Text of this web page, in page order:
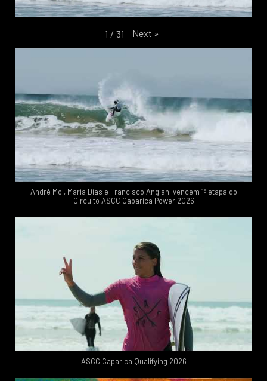
1 / 31 Next »
André Moi, Maria Dias e Francisco Anglani vencem 1ª etapa do
Circuito ASCC Caparica Power 2026
ASCC Caparica Qualifying 2026